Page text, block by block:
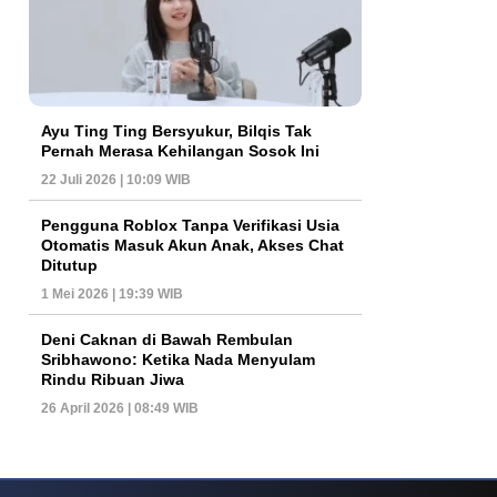
Ayu Ting Ting Bersyukur, Bilqis Tak
Pernah Merasa Kehilangan Sosok Ini
22 Juli 2026 | 10:09 WIB
Pengguna Roblox Tanpa Verifikasi Usia
Otomatis Masuk Akun Anak, Akses Chat
Ditutup
1 Mei 2026 | 19:39 WIB
Deni Caknan di Bawah Rembulan
Sribhawono: Ketika Nada Menyulam
Rindu Ribuan Jiwa
26 April 2026 | 08:49 WIB